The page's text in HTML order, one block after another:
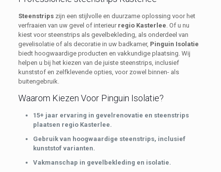
Steenstripszijn een stijlvolle en duurzame oplossing voor het
verfraaien van uw gevel of interieur regio Kasterlee . Of u nu
kiest voor steenstrips als gevelbekleding, als onderdeel van
gevelisolatie of als decoratie in uw badkamer, Pinguin Isolatie
biedt hoogwaardige producten en vakkundige plaatsing. Wij
helpen u bij het kiezen van de juiste steenstrips, inclusief
kunststof en zelfklevende opties, voor zowel binnen- als
buitengebruik.
Waarom Kiezen Voor Pinguin Isolatie?
15+ jaar ervaring in gevelrenovatie en steenstrips
plaatsen regio Kasterlee.
Gebruik van hoogwaardige steenstrips, inclusief
kunststof varianten.
Vakmanschap in gevelbekleding en isolatie.